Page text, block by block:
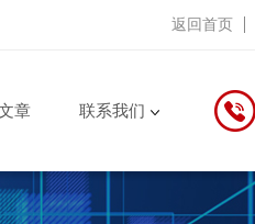
返回首页
章 联系我们